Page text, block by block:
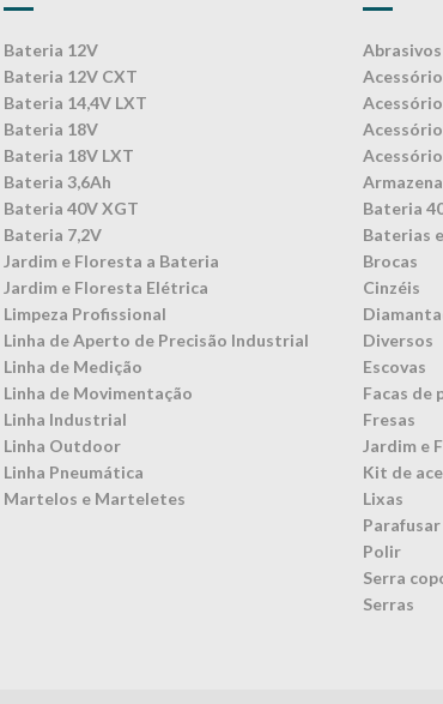
Bateria 12V
Bateria 12V CXT
Bateria 14,4V LXT
Bateria 18V
Bateria 18V LXT
Bateria 3,6Ah
Bateria 40V XGT
Bateria 7,2V
Jardim e Floresta a Bateria
Jardim e Floresta Elétrica
Limpeza Profissional
Linha de Aperto de Precisão Industrial
Linha de Medição
Linha de Movimentação
Linha Industrial
Linha Outdoor
Linha Pneumática
Martelos e Marteletes
Abrasivos
Bateria
Baterias
Brocas
Cinzéis
Diversos
Escovas
Facas de
Fresas
Jardim e
Kit de
Lixas
Parafusar
Polir
Serra
Serras